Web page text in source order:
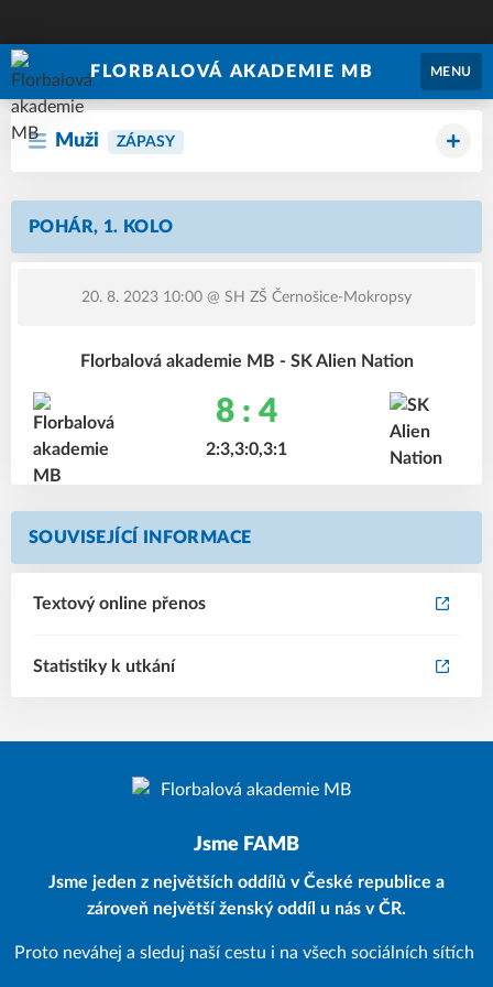
FLORBALOVÁ AKADEMIE MB MENU
Muži ZÁPASY
POHÁR, 1. KOLO
20. 8. 2023 10:00 @ SH ZŠ Černošice-Mokropsy
Florbalová akademie MB - SK Alien Nation
8 : 4
2:3,3:0,3:1
SOUVISEJÍCÍ INFORMACE
Textový online přenos
Statistiky k utkání
Jsme FAMB
Jsme jeden z největších oddílů v České republice a
zároveň největší ženský oddíl u nás v ČR.
Proto neváhej a sleduj naší cestu i na všech sociálních sítích